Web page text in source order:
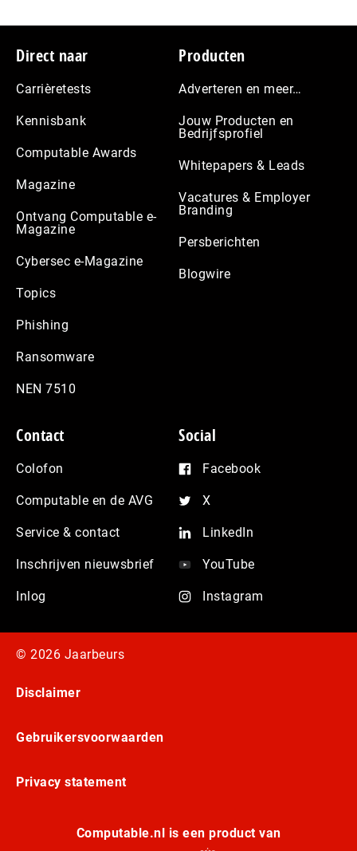
Footer
Direct naar
Carrièretests
Kennisbank
Computable Awards
Magazine
Ontvang Computable e-
Magazine
Cybersec e-Magazine
Topics
Phishing
Ransomware
NEN 7510
Producten
Adverteren en meer…
Jouw Producten en
Bedrijfsprofiel
Whitepapers & Leads
Vacatures & Employer
Branding
Persberichten
Blogwire
Contact
Colofon
Computable en de AVG
Service & contact
Inschrijven nieuwsbrief
Inlog
Social
Facebook
X
LinkedIn
YouTube
Instagram
© 2026 Jaarbeurs
Disclaimer
Gebruikersvoorwaarden
Privacy statement
Computable.nl is een product van